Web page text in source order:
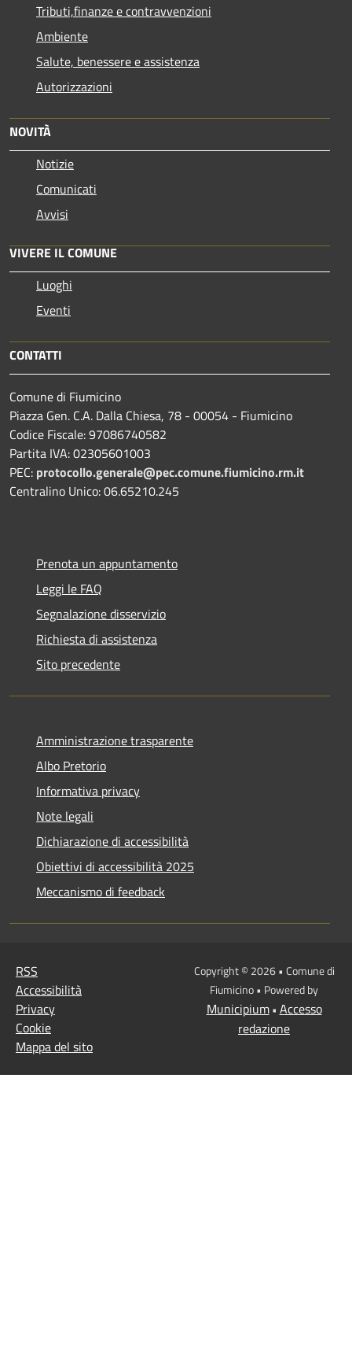
Tributi,finanze e contravvenzioni
Ambiente
Salute, benessere e assistenza
Autorizzazioni
NOVITÀ
Notizie
Comunicati
Avvisi
VIVERE IL COMUNE
Luoghi
Eventi
CONTATTI
Comune di Fiumicino
Piazza Gen. C.A. Dalla Chiesa, 78 - 00054 - Fiumicino
Codice Fiscale: 97086740582
Partita IVA: 02305601003
PEC: protocollo.generale@pec.comune.fiumicino.rm.it
Centralino Unico: 06.65210.245
Prenota un appuntamento
Leggi le FAQ
Segnalazione disservizio
Richiesta di assistenza
Sito precedente
Amministrazione trasparente
Albo Pretorio
Informativa privacy
Note legali
Dichiarazione di accessibilità
Obiettivi di accessibilità 2025
Meccanismo di feedback
RSS
Accessibilità
Privacy
Cookie
Mappa del sito
Copyright © 2026 • Comune di
Fiumicino • Powered by
Municipium• Accesso
redazione